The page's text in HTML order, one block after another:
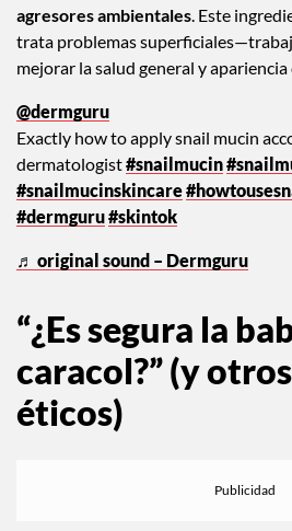
agresores ambientales . Este
trata problemas
mejorar la salud general y apariencia
@dermguru
Exactly how to apply snail mucin
dermatologist#snailmucin
#snailmucinskincare
#dermguru#skintok
♬ original sound – Dermguru
“¿Es segura la
caracol?” (y
éticos)